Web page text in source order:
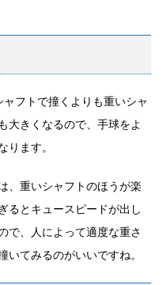
フトで撞くよりも重いシャ
大きくなるので、手球をよ
ります。
、重いシャフトのほうが楽
るとキュースピードが出し
で、人によって適度な重さ
いてみるのがいいですね。